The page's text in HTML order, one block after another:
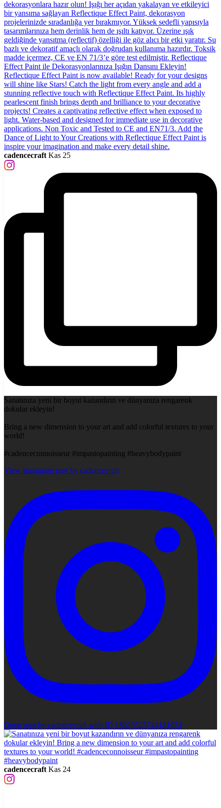
cadencecraft Kas 25
Sanatınıza yeni bir boyut kazandırın ve dünyanıza rengarenk
dokular ekleyin!
Bring a new dimension to your art and add colorful textures to your
world!
#cadenceconnoisseur #impastopainting #heavybodypaint
View Instagram post by cadencecraft
Open post by cadencecraft with ID 18029525744181074
cadencecraft Kas 24